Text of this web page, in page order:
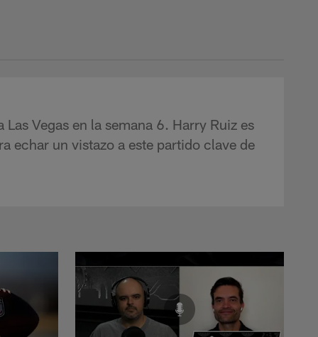
Vegas en la semana 6. Harry Ruiz es
echar un vistazo a este partido clave de